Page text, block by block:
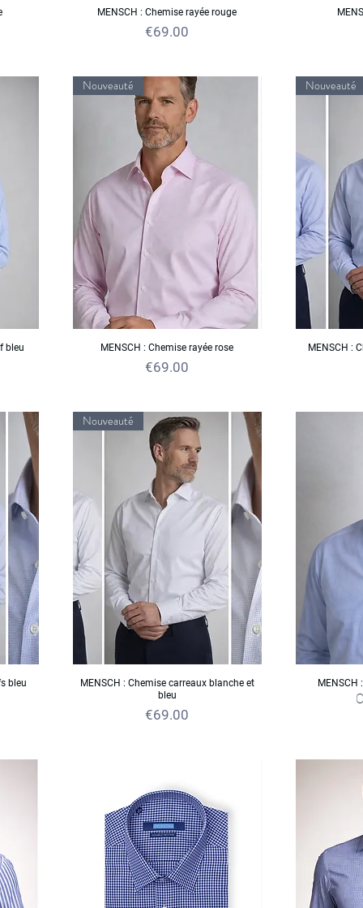
MENSCH : Chemise rayée rouge
Price
€69.00
bleu
Nouveauté
MENSCH : Chemise rayée rose
Price
€69.00
Nouveauté
MENSCH :
bleu
Nouveauté
MENSCH : Chemise carreaux blanche et
bleu
Price
€69.00
MENSCH